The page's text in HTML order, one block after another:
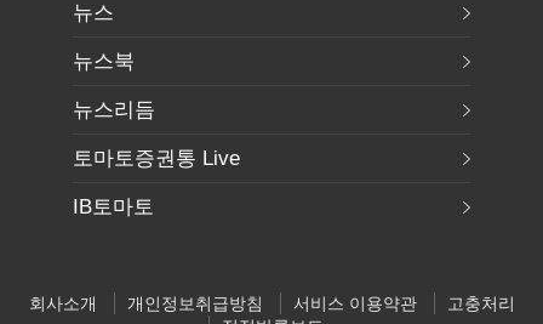
뉴스
뉴스북
뉴스리듬
토마토증권통 Live
IB토마토
회사소개 개인정보취급방침 서비스 이용약관
고충처리